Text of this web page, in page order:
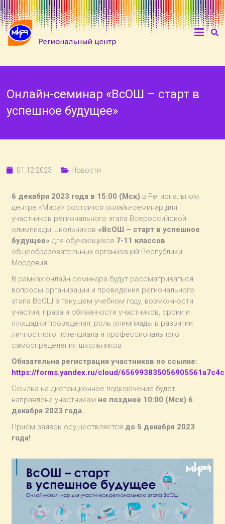
Онлайн-семинар «ВсОШ – старт в
успешное будущее»
01.12.2023 Новости
6 декабря 2023 года в 15:00 (Мск) в Региональном
центре «Мира» состоится онлайн-семинар для
участников регионального этапа Всероссийской
олимпиады школьников«ВсОШ – старт в успешное
будущее» для обучающихся 7-11 классов
общеобразовательных организаций Республики
Мордовия.
В рамках онлайн-семинара будут рассматриваться
вопросы организации и проведения регионального
этапа ВсОШ в текущем учебном году, возможности
участия, права и обязанности участников, сроки и
площадки проведения, роль олимпиады в развитии
личностного потенциала и профессионального
самоопределения школьников.
Обязательна регистрация участников по ссылке:
https://forms.yandex.ru/cloud/
Ссылка на дистанционное подключение будет
направлена участникам не позднее 10:00 (Мск) 6
декабря 2023 года.
Прием заявок осуществляется до 5 декабря 2023
года!